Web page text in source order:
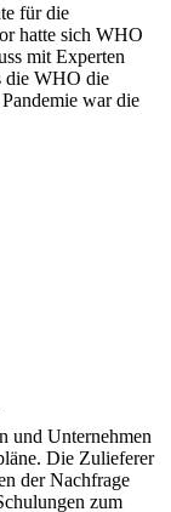
für die
hatte sich WHO
mit Experten
die WHO die
war die
und Unternehmen
Die Zulieferer
der Nachfrage
zum